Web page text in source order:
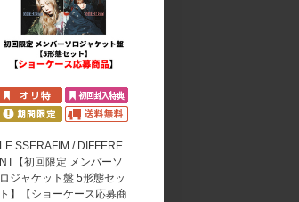
LE SSERAFIM / DIFFERE
NT【初回限定 メンバーソ
ロジャケット盤 5形態セッ
ト】【ショーケース応募商